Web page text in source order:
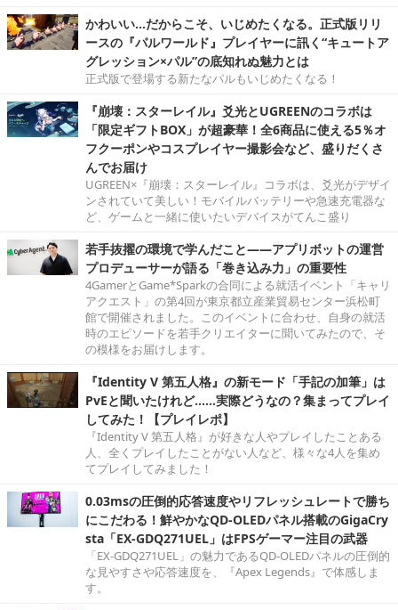
かわいい…だからこそ、いじめたくなる。正式版リリ
ースの『パルワールド』プレイヤーに訊く“キュートア
グレッション×パル”の底知れぬ魅力とは
正式版で登場する新たなパルもいじめたくなる！
『崩壊：スターレイル』爻光とUGREENのコラボは
「限定ギフトBOX」が超豪華！全6商品に使える5％オ
フクーポンやコスプレイヤー撮影会など、盛りだくさ
んでお届け
UGREEN×『崩壊：スターレイル』コラボは、爻光がデザイ
ンされていて美しい！モバイルバッテリーや急速充電器な
ど、ゲームと一緒に使いたいデバイスがてんこ盛り
若手抜擢の環境で学んだこと――アプリボットの運営
プロデューサーが語る「巻き込み力」の重要性
4GamerとGame*Sparkの合同による就活イベント「キャリ
アクエスト」の第4回が東京都立産業貿易センター浜松町
館で開催されました。このイベントに合わせ、自身の就活
時のエピソードを若手クリエイターに聞いてみたので、そ
の模様をお届けします。
『Identity V 第五人格』の新モード「手記の加筆」は
PvEと聞いたけれど……実際どうなの？集まってプレイ
してみた！【プレイレポ】
『Identity V 第五人格』が好きな人やプレイしたことある
人、全くプレイしたことがない人など、様々な4人を集め
てプレイしてみました！
0.03msの圧倒的応答速度やリフレッシュレートで勝ち
にこだわる！鮮やかなQD-OLEDパネル搭載のGigaCry
sta「EX-GDQ271UEL」はFPSゲーマー注目の武器
「EX-GDQ271UEL」の魅力であるQD-OLEDパネルの圧倒的
な見やすさや応答速度を、『Apex Legends』で体感しま
す。